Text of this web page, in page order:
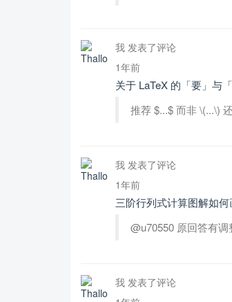
我 发表了评论
1年前
关于 LaTeX 的「要」与
推荐 $...$ 而非 \(...\)
我 发表了评论
1年前
三阶行列式计算图解如何
@u70550 原回答有调
我 发表了评论